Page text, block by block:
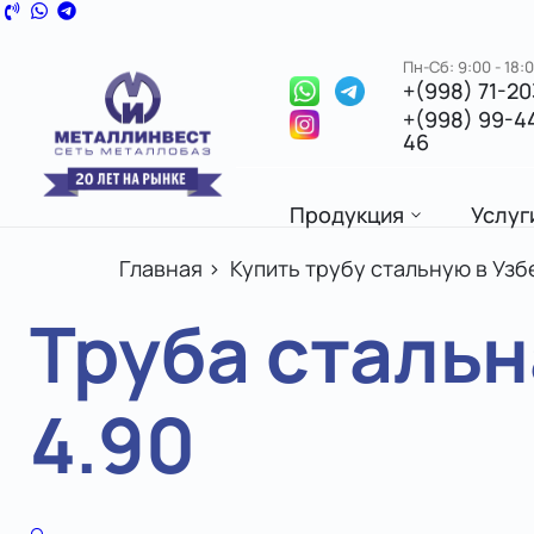
Пн-Сб: 9:00 -
+(998) 71-
+(998) 99-
46
Продукция
Главная > Купить трубу стальную в
Труба
4.90